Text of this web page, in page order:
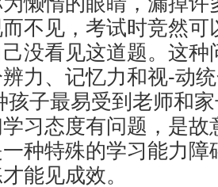
不见，考试时竞然可
没看见这道题。这种
力、记忆力和视-动
孩子最易受到老师和
习态度有问题，是故
种特殊的学习能力障
能见成效。